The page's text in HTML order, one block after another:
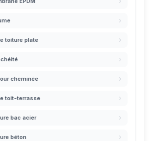
toiture plate
cheminée
toit-terrasse
bac acier
béton